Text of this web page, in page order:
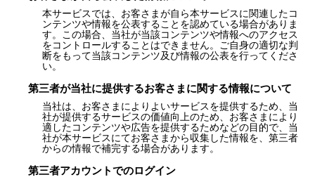
本サービスでは、お客さまが自ら本サービスに関連したコ
ンテンツや情報を公表することを認めている場合がありま
す。この場合、当社が当該コンテンツや情報へのアクセス
をコントロールすることはできません。ご自身の適切な判
断をもって当該コンテンツ及び情報の公表を行ってくださ
い。
第三者が当社に提供するお客さまに関する情報について
当社は、お客さまによりよいサービスを提供するため、当
社が提供するサービスの価値向上のため、お客さまにより
適したコンテンツや広告を提供するためなどの目的で、当
社が本サービスにてお客さまから収集した情報を、第三者
からの情報で補完する場合があります。
第三者アカウントでのログイン